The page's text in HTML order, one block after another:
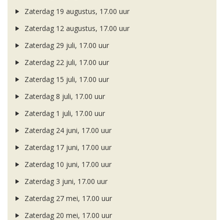
Zaterdag 19 augustus, 17.00 uur
Zaterdag 12 augustus, 17.00 uur
Zaterdag 29 juli, 17.00 uur
Zaterdag 22 juli, 17.00 uur
Zaterdag 15 juli, 17.00 uur
Zaterdag 8 juli, 17.00 uur
Zaterdag 1 juli, 17.00 uur
Zaterdag 24 juni, 17.00 uur
Zaterdag 17 juni, 17.00 uur
Zaterdag 10 juni, 17.00 uur
Zaterdag 3 juni, 17.00 uur
Zaterdag 27 mei, 17.00 uur
Zaterdag 20 mei, 17.00 uur